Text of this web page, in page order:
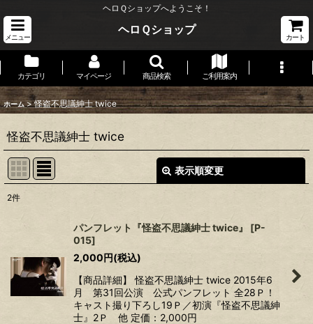
ヘロＱショップへようこそ！
メニュー
ヘロＱショップ
カート
カテゴリ マイページ 商品検索 ご利用案内
ホーム > 怪盗不思議紳士 twice
怪盗不思議紳士 twice
表示順変更
絞り込む
2件
パンフレット『怪盗不思議紳士 twice』 [P-
015]
2,000円(税込)
【商品詳細】 怪盗不思議紳士 twice 2015年6
月 第31回公演 公式パンフレット 全28Ｐ！
キャスト撮り下ろし19Ｐ／初演『怪盗不思議紳
士』2Ｐ 他 定価：2,000円